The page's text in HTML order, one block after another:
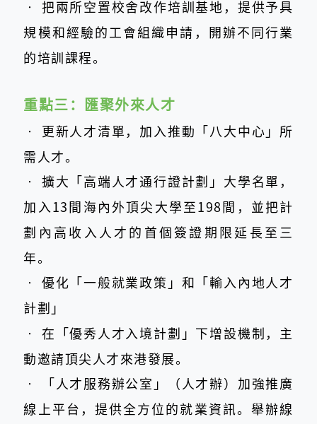
‧ 把兩所空置校舍改作培訓基地，提供予具
規模和經驗的工會組織申請，開辦不同行業
的培訓課程。
重點三： 匯聚外來人才
‧ 更新人才清單，加入推動「八大中心」所
需人才。
‧ 擴大「高端人才通行證計劃」大學名單，
加入13間海內外頂尖大學至198間，並把計
劃內高收入人才的首個簽證期限延長至三
年。
‧ 優化「一般就業政策」和「輸入內地人才
計劃」
‧ 在「優秀人才入境計劃」下增設機制，主
動邀請頂尖人才來港發展。
‧
「人才服務辦公室」（人才辦）加強推廣
線上平台，提供全方位的就業資訊。舉辦線